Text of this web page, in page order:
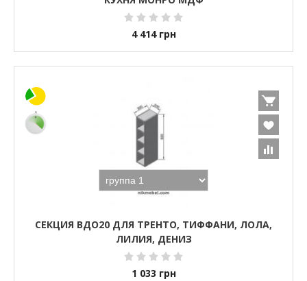
4 414 грн
СЕКЦИЯ ВДО20 ДЛЯ ТРЕНТО, ТИФФАНИ, ЛОЛА,
ЛИЛИЯ, ДЕНИЗ
1 033 грн